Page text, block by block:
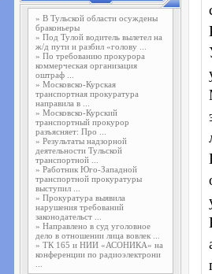
» В Тульской области осуждены
браконьеры
» Под Тулой водитель вылетел на
ж/д пути и разбил «голову ...
» По требованию прокурора
коммерческая организация
оштраф ...
» Московско-Курская
транспортная прокуратура
направила в ...
» Московско-Курский
транспортный прокурор
разъясняет: Про ...
» Результаты надзорной
деятельности Тульской
транспортной ...
» Работник Юго-Западной
транспортной прокуратуры
выступил ...
» Прокуратура выявила
нарушения требований
законодательст ...
» Направлено в суд уголовное
дело в отношении лица вовлек ...
» ТК 165 и НИИ «АСОНИКА» на
конференции по радиоэлектрони